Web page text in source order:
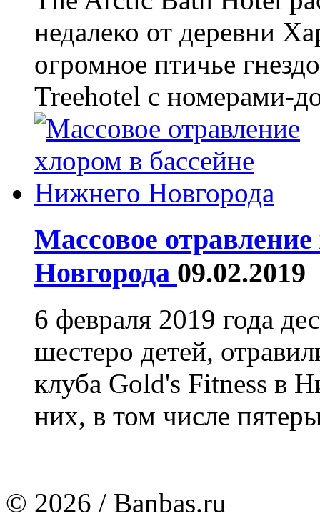
недалеко от деревни
огромное птичье
Treehotel с номерами-
Массовое
Новгорода 09.02.2019
6 февраля 2019 года
шестеро детей,
клуба Gold's Fitness в
них, в том числе
© 2026 / Banbas.ru